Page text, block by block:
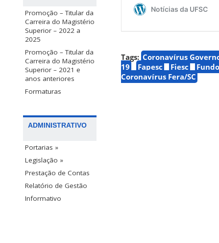
Promoção – Titular da
Carreira do Magistério
Superior – 2022 a
2025
Promoção – Titular da
Carreira do Magistério
Superior – 2021 e
anos anteriores
Formaturas
ADMINISTRATIVO
Portarias »
Legislação »
Prestação de Contas
Relatório de Gestão
Informativo
Tags: Coronavírus
19
Fapesc Fiesc
Coronavírus Fera/SC